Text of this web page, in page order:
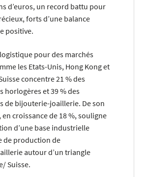
d’euros, un record battu pour
forts d’une balance
positive.
pour des marchés
les Etats-Unis, Hong Kong et
concentre 21 % des
horlogères et 39 % des
de bijouterie-joaillerie. De son
en croissance de 18 %, souligne
d’une base industrielle
de production de
autour d’un triangle
Suisse.